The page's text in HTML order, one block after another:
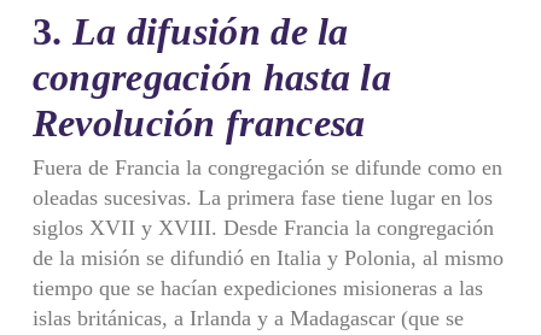
3. La difusión de la
congregación hasta la
Revolución francesa
Fuera de Francia la congregación se difunde como en
oleadas sucesivas. La primera fase tiene lugar en los
siglos XVII y XVIII. Desde Francia la congregación
de la misión se difundió en Italia y Polonia, al mismo
tiempo que se hacían expediciones misioneras a las
islas británicas, a Irlanda y a Madagascar (que se